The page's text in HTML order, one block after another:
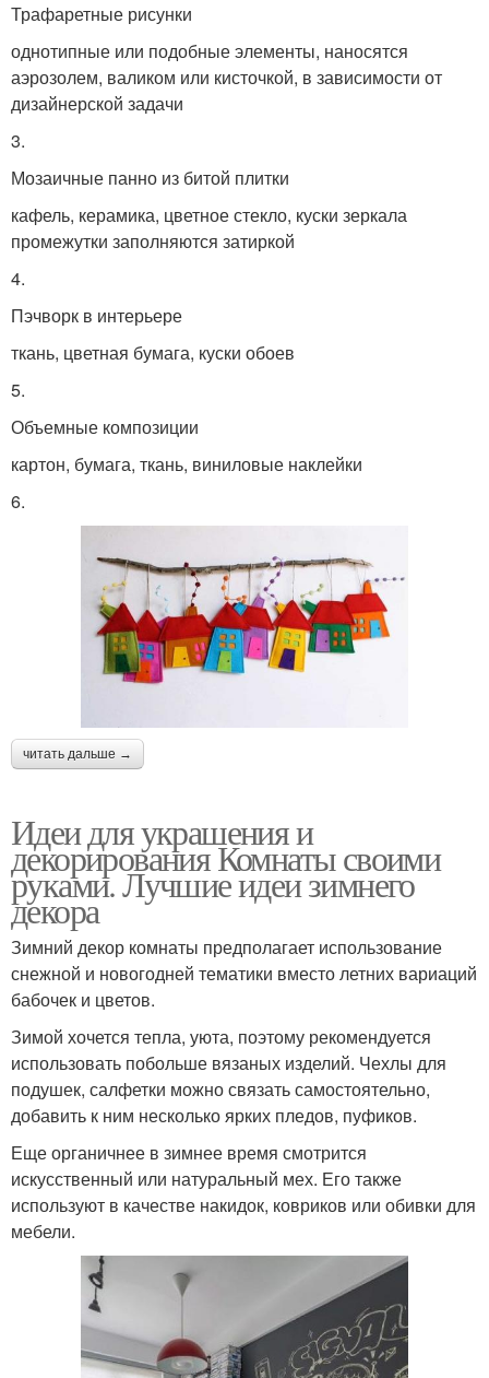
Трафаретные рисунки
однотипные или подобные элементы, наносятся
аэрозолем, валиком или кисточкой, в зависимости от
дизайнерской задачи
3.
Мозаичные панно из битой плитки
кафель, керамика, цветное стекло, куски зеркала
промежутки заполняются затиркой
4.
Пэчворк в интерьере
ткань, цветная бумага, куски обоев
5.
Объемные композиции
картон, бумага, ткань, виниловые наклейки
6.
читать дальше →
Идеи для украшения и
декорирования Комнаты своими
руками. Лучшие идеи зимнего
декора
Зимний декор комнаты предполагает использование
снежной и новогодней тематики вместо летних вариаций
бабочек и цветов.
Зимой хочется тепла, уюта, поэтому рекомендуется
использовать побольше вязаных изделий. Чехлы для
подушек, салфетки можно связать самостоятельно,
добавить к ним несколько ярких пледов, пуфиков.
Еще органичнее в зимнее время смотрится
искусственный или натуральный мех. Его также
используют в качестве накидок, ковриков или обивки для
мебели.